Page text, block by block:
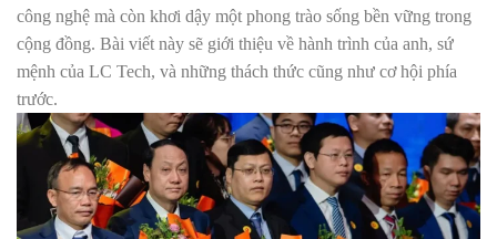
công nghệ mà còn khơi dậy một phong trào sống bền vững trong
cộng đồng. Bài viết này sẽ giới thiệu về hành trình của anh, sứ
mệnh của LC Tech, và những thách thức cũng như cơ hội phía
trước.